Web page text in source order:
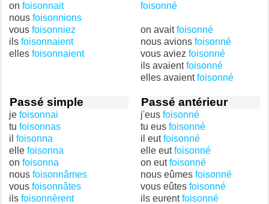
on foisonnait
nous foisonnions
vous foisonniez
ils foisonnaient
elles foisonnaient
foisonné
on avaitfoisonné
nous avions foisonné
vous aviez foisonné
ils avaientfoisonné
elles avaientfoisonné
Passé simple
je foisonnai
tu foisonnas
il foisonna
elle foisonna
on foisonna
nous foisonnâmes
vous foisonnâtes
ils foisonnèrent
Passé antérieur
j'eus foisonné
tu eus foisonné
il eutfoisonné
elle eutfoisonné
on eutfoisonné
nous eûmes foisonné
vous eûtes foisonné
ils eurentfoisonné